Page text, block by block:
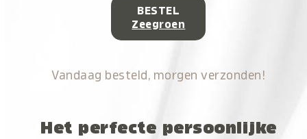
BESTEL
Zeegroen
Vandaag besteld, morgen verzonden!
Het perfecte persoonlijke